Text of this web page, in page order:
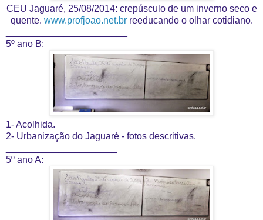
CEU Jaguaré, 25/08/2014: crepúsculo de um inverno seco e
quente. www.profjoao.net.brreeducando o olhar cotidiano.
5º ano B:
1- Acolhida.
2- Urbanização do Jaguaré - fotos descritivas.
5º ano A: